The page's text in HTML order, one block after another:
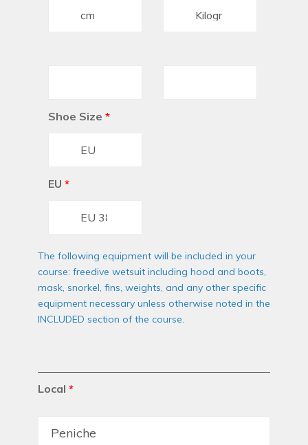
Shoe Size *
EU *
The following equipment will be included in your
course: freedive wetsuit including hood and boots,
mask, snorkel, fins, weights, and any other specific
equipment necessary unless otherwise noted in the
INCLUDED section of the course.
Local *